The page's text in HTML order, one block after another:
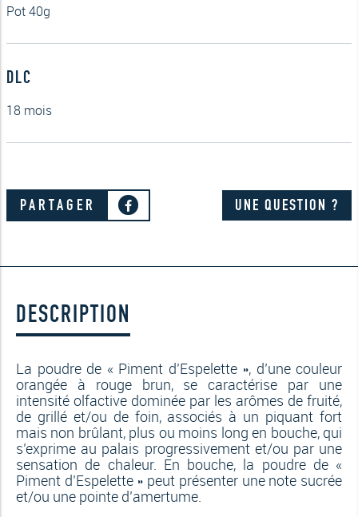
Pot 40g
DLC
18 mois
PARTAGER UNE QUESTION ?
DESCRIPTION
La poudre de « Piment d’Espelette », d’une couleur
orangée à rouge brun, se caractérise par une
intensité olfactive dominée par les arômes de fruité,
de grillé et/ou de foin, associés à un piquant fort
mais non brûlant, plus ou moins long en bouche, qui
s’exprime au palais progressivement et/ou par une
sensation de chaleur. En bouche, la poudre de «
Piment d’Espelette » peut présenter une note sucrée
et/ou une pointe d’amertume.